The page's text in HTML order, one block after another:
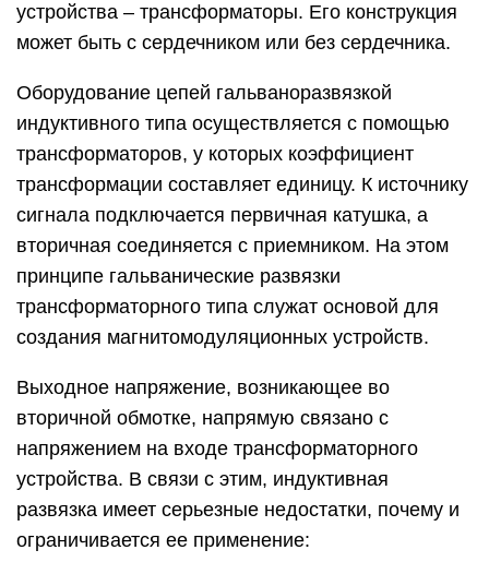
устройства – трансформаторы. Его конструкция
может быть с сердечником или без сердечника.
Оборудование цепей гальваноразвязкой
индуктивного типа осуществляется с помощью
трансформаторов, у которых коэффициент
трансформации составляет единицу. К источнику
сигнала подключается первичная катушка, а
вторичная соединяется с приемником. На этом
принципе гальванические развязки
трансформаторного типа служат основой для
создания магнитомодуляционных устройств.
Выходное напряжение, возникающее во
вторичной обмотке, напрямую связано с
напряжением на входе трансформаторного
устройства. В связи с этим, индуктивная
развязка имеет серьезные недостатки, почему и
ограничивается ее применение: